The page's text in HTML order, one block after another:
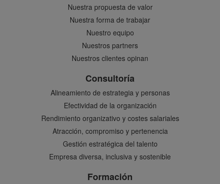
Nuestra propuesta de valor
Nuestra forma de trabajar
Nuestro equipo
Nuestros partners
Nuestros clientes opinan
Consultoría
Alineamiento de estrategia y personas
Efectividad de la organización
Rendimiento organizativo y costes salariales
Atracción, compromiso y pertenencia
Gestión estratégica del talento
Empresa diversa, inclusiva y sostenible
Formación